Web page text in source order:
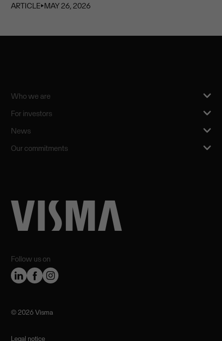
ARTICLE⏵MAY 26, 2026
Follow us on
Who we are
For investors
News
Our commitments
©️ 2026 Visma
Legal notice